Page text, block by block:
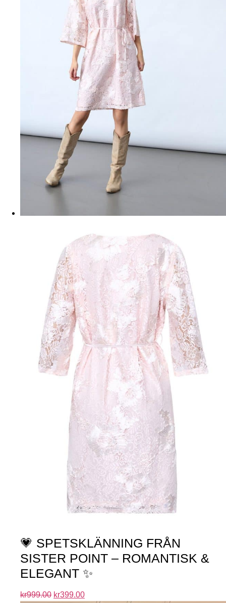
💗 SPETSKLÄNNING FRÅN
SISTER POINT – ROMANTISK &
ELEGANT ✨
kr999.00 kr399.00